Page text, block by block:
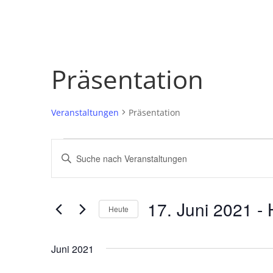
Präsentation
Veranstaltungen Präsentation
Veranstaltungen
Veranstaltungen
Suche
und
Ansichten,
Navigation
Bitte
Schlüsselwort
eingeben.
nach
Heute 17. Juni 2021 -
Juni 2021